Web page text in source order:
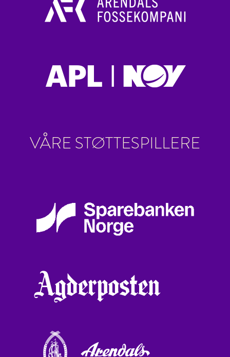
VÅRE STØTTESPILLERE